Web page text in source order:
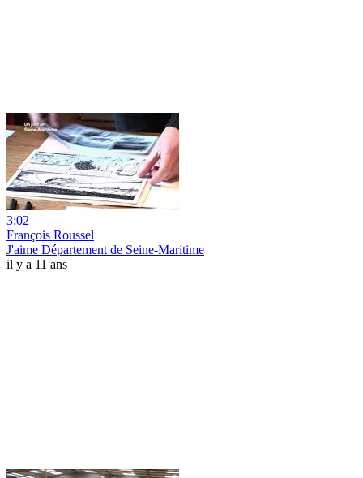
3:02
François Roussel
J'aime Département de Seine-Maritime
il y a 11 ans